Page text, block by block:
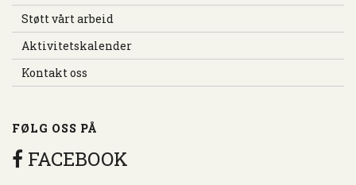
Støtt vårt arbeid
Aktivitetskalender
Kontakt oss
FØLG OSS PÅ
FACEBOOK